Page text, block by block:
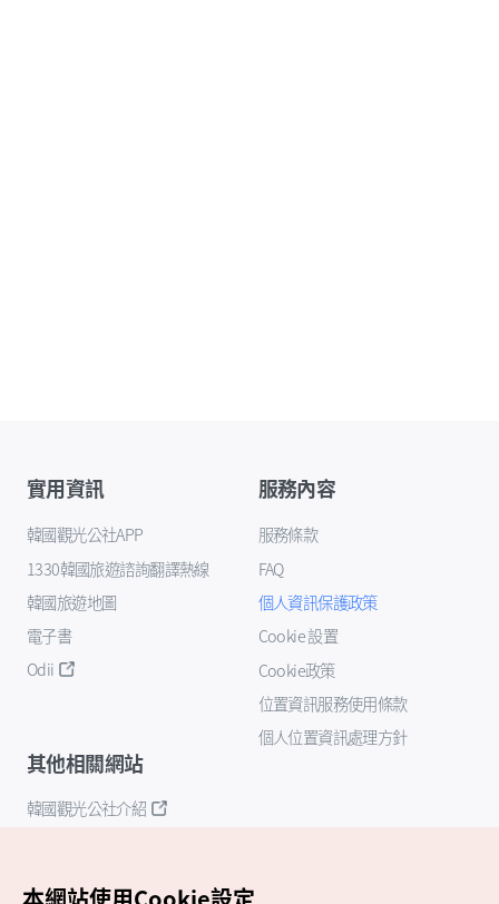
實用資訊
韓國觀光公社APP
1330韓國旅遊諮詢翻譯熱線
韓國旅遊地圖
電子書
Odii
服務內容
服務條款
FAQ
個人資訊保護政策
Cookie 設置
Cookie政策
位置資訊服務使用條款
個人位置資訊處理方針
其他相關網站
韓國觀光公社介紹